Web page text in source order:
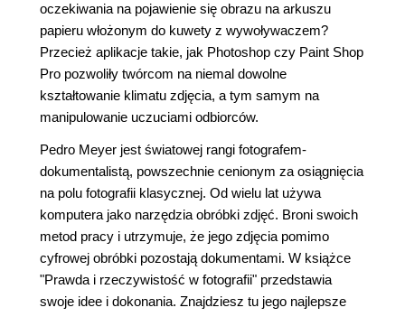
oczekiwania na pojawienie się obrazu na arkuszu
papieru włożonym do kuwety z wywoływaczem?
Przecież aplikacje takie, jak Photoshop czy Paint Shop
Pro pozwoliły twórcom na niemal dowolne
kształtowanie klimatu zdjęcia, a tym samym na
manipulowanie uczuciami odbiorców.
Pedro Meyer jest światowej rangi fotografem-
dokumentalistą, powszechnie cenionym za osiągnięcia
na polu fotografii klasycznej. Od wielu lat używa
komputera jako narzędzia obróbki zdjęć. Broni swoich
metod pracy i utrzymuje, że jego zdjęcia pomimo
cyfrowej obróbki pozostają dokumentami. W książce
"Prawda i rzeczywistość w fotografii" przedstawia
swoje idee i dokonania. Znajdziesz tu jego najlepsze